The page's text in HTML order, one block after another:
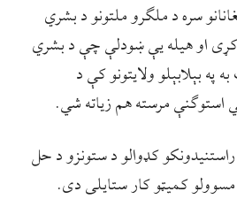
سره د ملګرو ملتونو د بشري
کړی او هیله یې ښودلې چې د بشري
په بېلابېلو ولایتونو کې د
استوګنې مرسته هم زیاته شي.
کډوالو د ستونزو د حل
کمیټو کار ستایلی دی.